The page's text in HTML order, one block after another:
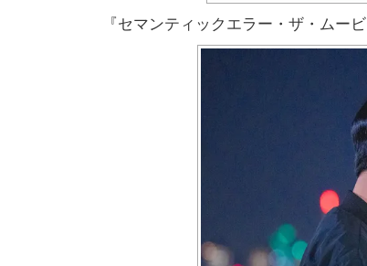
『セマンティックエラー・ザ・ムー